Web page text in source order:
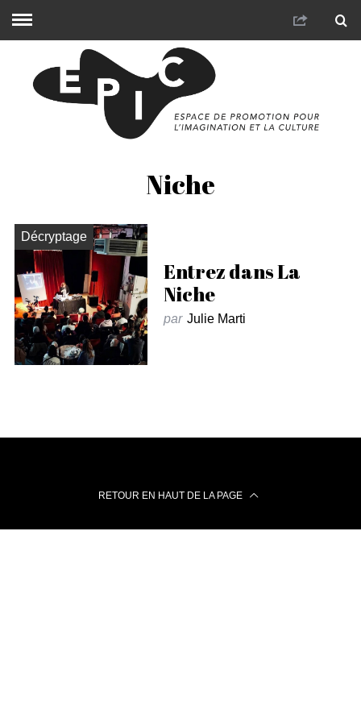
Niche
Décryptage
Entrez dans La
Niche
par Julie Marti
RETOUR EN HAUT DE LA PAGE